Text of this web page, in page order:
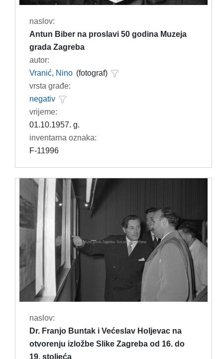
naslov:
Antun Biber na proslavi 50 godina Muzeja
grada Zagreba
autor:
Vranić, Nino (fotograf)
vrsta građe:
negativ
vrijeme:
01.10.1957. g.
inventarna oznaka:
F-11996
naslov:
Dr. Franjo Buntak i Većeslav Holjevac na
otvorenju izložbe Slike Zagreba od 16. do
19. stoljeća